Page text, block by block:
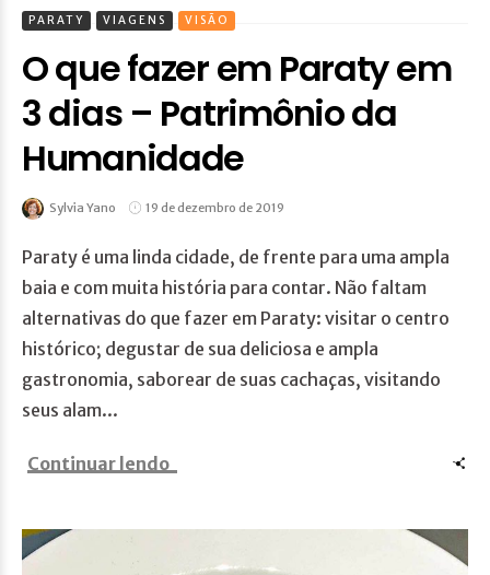
PARATY VIAGENS VISÃO
O que fazer em Paraty em
3 dias – Patrimônio da
Humanidade
Sylvia Yano 19 de dezembro de 2019
Paraty é uma linda cidade, de frente para uma ampla
baia e com muita história para contar. Não faltam
alternativas do que fazer em Paraty: visitar o centro
histórico; degustar de sua deliciosa e ampla
gastronomia, saborear de suas cachaças, visitando
seus alam...
Continuar lendo